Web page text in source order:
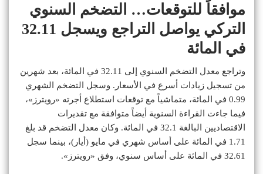
موافقاً للتوقعات… التضخم السنوي
التركي يواصل التراجع ويسجل 32.11
في المائة
وتراجع معدل التضخم السنوي إلى 32.11 في المائة، بعد شهرين
من تسجيل زيادات أسرع في الأسعار. وسجل التضخم الشهري
0.99 في المائة، متماشياً مع توقعات استطلاع أجرته «رويترز»،
فيما جاءت القراءة السنوية أيضاً متوافقة مع تقديرات
الاقتصاديين البالغة 32.1 في المائة. وكان معدل التضخم قد بلغ
1.71 في المائة على أساس شهري في مايو (أيار)، بينما سجل
32.61 في المائة على أساس سنوي، وفق «رويترز».